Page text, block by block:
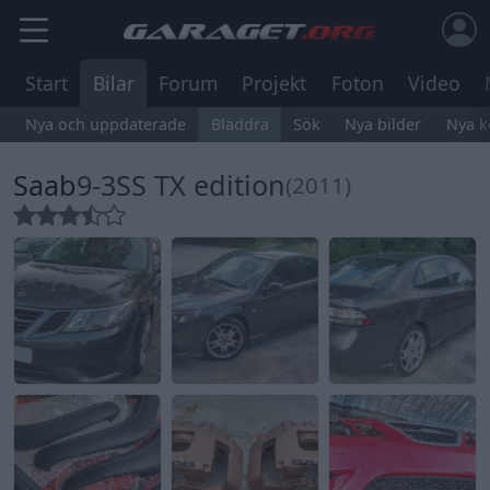
Start Bilar Forum Projekt Foton Video
Nya och uppdaterade Bläddra Sök Nya bilder Nya
Saab9-3SS TX edition(2011)